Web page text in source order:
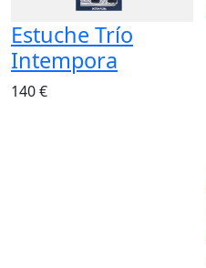
Estuche Trío
Intempora
140 €